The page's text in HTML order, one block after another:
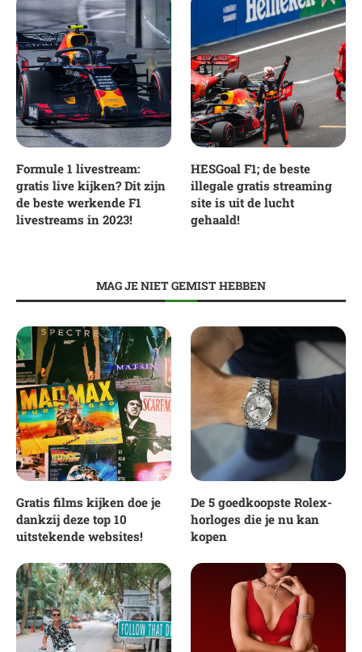
Formule 1 livestream:
gratis live kijken? Dit zijn
de beste werkende F1
livestreams in 2023!
HESGoal F1; de beste
illegale gratis streaming
site is uit de lucht
gehaald!
MAG JE NIET GEMIST HEBBEN
Gratis films kijken doe je
dankzij deze top 10
uitstekende websites!
De 5 goedkoopste Rolex-
horloges die je nu kan
kopen